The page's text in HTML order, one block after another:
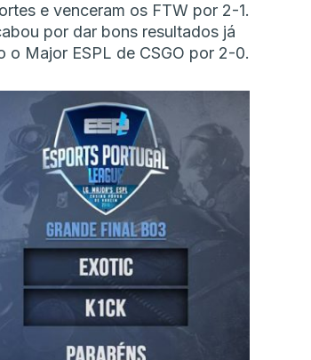
e venceram os FTW por 2-1.
por dar bons resultados já
o Major ESPL de CSGO por 2-0.